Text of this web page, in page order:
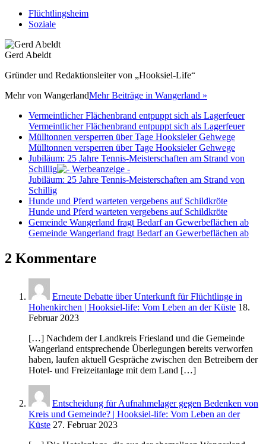
Flüchtlingsheim
Soziale
Gerd Abeldt
Gründer und Redaktionsleiter von „Hooksiel-Life“
Mehr von WangerlandMehr Beiträge in Wangerland »
Vermeintlicher Flächenbrand entpuppt sich als Lagerfeuer
Vermeintlicher Flächenbrand entpuppt sich als Lagerfeuer
Mülltonnen versperren über Tage Hooksieler Gehwege
Mülltonnen versperren über Tage Hooksieler Gehwege
Jubiläum: 25 Jahre Tennis-Meisterschaften am Strand von
Schillig
Jubiläum: 25 Jahre Tennis-Meisterschaften am Strand von
Schillig
Hunde und Pferd warteten vergebens auf Schildkröte
Hunde und Pferd warteten vergebens auf Schildkröte
Gemeinde Wangerland fragt Bedarf an Gewerbeflächen ab
Gemeinde Wangerland fragt Bedarf an Gewerbeflächen ab
2 Kommentare
Erneute Debatte über Unterkunft für Flüchtlinge in
Hohenkirchen | Hooksiel-life: Vom Leben an der Küste 18.
Februar 2023
[…] Nachdem der Landkreis Friesland und die Gemeinde
Wangerland entsprechende Überlegungen bereits verworfen
haben, laufen aktuell Gespräche zwischen den Betreibern der
Hotel- und Freizeitanlage mit dem Land […]
Entscheidung für Aufnahmelager gegen Bedenken von
Kreis und Gemeinde? | Hooksiel-life: Vom Leben an der
Küste 27. Februar 2023